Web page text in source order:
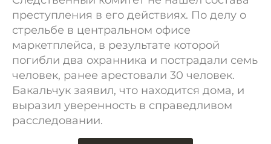
преступления в его действиях. По делу о
стрельбе в центральном офисе
маркетплейса, в результате которой
погибли два охранника и пострадали семь
человек, ранее арестовали 30 человек.
Бакальчук заявил, что находится дома, и
выразил уверенность в справедливом
расследовании.